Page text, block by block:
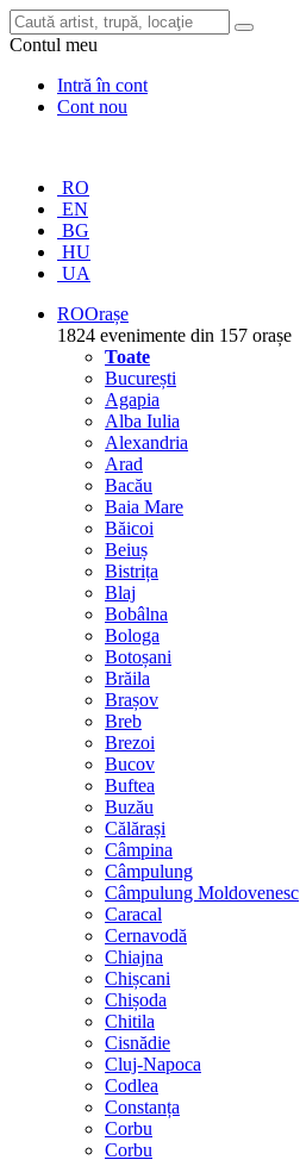
Contul meu
Intră în cont
Cont nou
RO
EN
BG
HU
UA
ROOrașe
1824 evenimente din 157 orașe
Toate
București
Agapia
Alba Iulia
Alexandria
Arad
Bacău
Baia Mare
Băicoi
Beiuș
Bistrița
Blaj
Bobâlna
Bologa
Botoșani
Brăila
Brașov
Breb
Brezoi
Bucov
Buftea
Buzău
Călărași
Câmpina
Câmpulung
Câmpulung Moldovenesc
Caracal
Cernavodă
Chiajna
Chișcani
Chișoda
Chitila
Cisnădie
Cluj-Napoca
Codlea
Constanța
Corbu
Corbu